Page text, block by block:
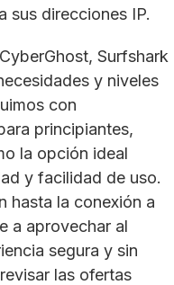
sus direcciones IP.
Surfshark
y niveles
con
principiantes,
la opción ideal
y facilidad de uso.
hasta la conexión a
a aprovechar al
segura y sin
las ofertas